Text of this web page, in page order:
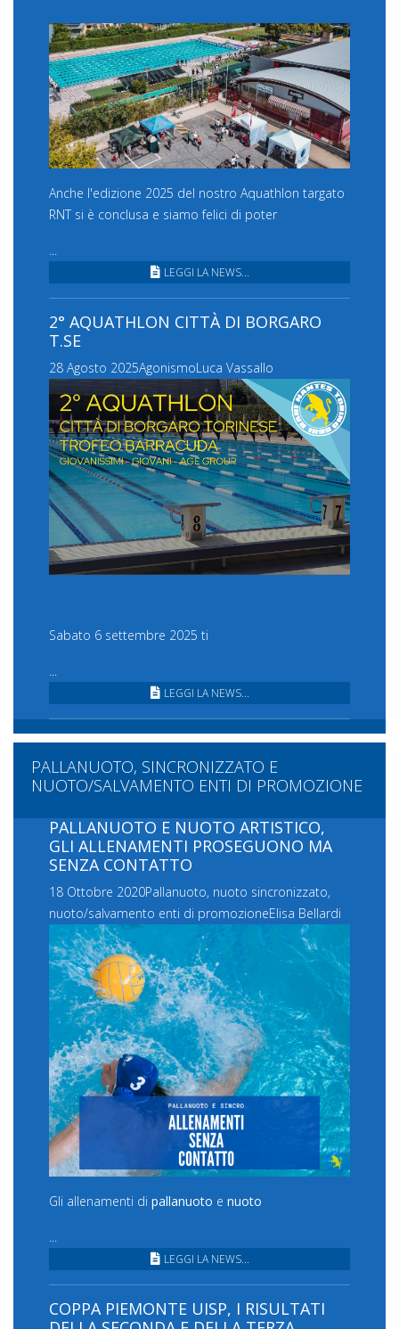
Anche l'edizione 2025 del nostro Aquathlon targato
RNT si è conclusa e siamo felici di poter
...
LEGGI LA NEWS...
2° AQUATHLON CITTÀ DI BORGARO
T.SE
28 Agosto 2025AgonismoLuca Vassallo
Sabato 6 settembre 2025 ti
...
LEGGI LA NEWS...
PALLANUOTO, SINCRONIZZATO E
NUOTO/SALVAMENTO ENTI DI PROMOZIONE
PALLANUOTO E NUOTO ARTISTICO,
GLI ALLENAMENTI PROSEGUONO MA
SENZA CONTATTO
18 Ottobre 2020Pallanuoto, nuoto sincronizzato,
nuoto/salvamento enti di promozioneElisa Bellardi
Gli allenamenti di pallanuoto e nuoto
...
LEGGI LA NEWS...
COPPA PIEMONTE UISP, I RISULTATI